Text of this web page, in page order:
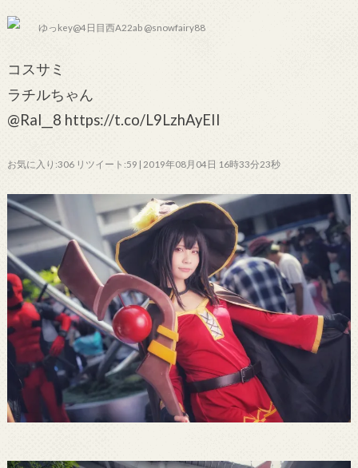
ゆっkey@4日目西A22ab @snowfairy88
コスサミ
ラチルちゃん
@Ral__8 https://t.co/L9LzhAyEII
お気に入り:306 リツイート:59 | 2019年08月04日 16時33分23秒